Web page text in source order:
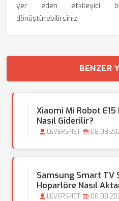
yer eden etkileyici
dönüştürebilirsiniz.
BENZER
Xiaomi Mi Robot
Nasıl Giderilir?
LEVERSNET
Samsung Smart TV
Hoparlöre Nasıl
LEVERSNET